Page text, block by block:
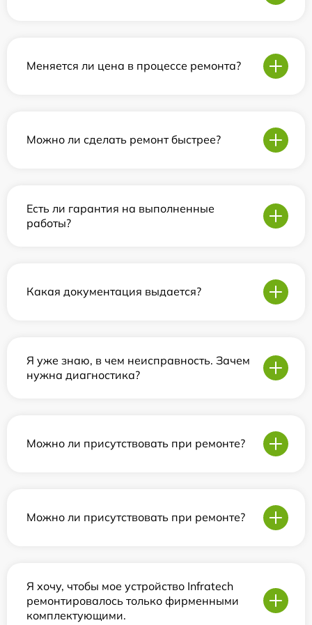
Меняется ли цена в процессе ремонта?
Можно ли сделать ремонт быстрее?
Есть ли гарантия на выполненные
работы?
Какая документация выдается?
Я уже знаю, в чем неисправность. Зачем
нужна диагностика?
Можно ли присутствовать при ремонте?
Можно ли присутствовать при ремонте?
Я хочу, чтобы мое устройство Infratech
ремонтировалось только фирменными
комплектующими.